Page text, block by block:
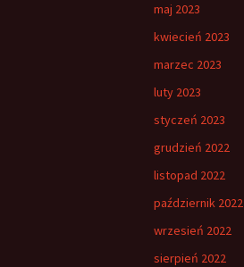
maj 2023
kwiecień 2023
marzec 2023
luty 2023
styczeń 2023
grudzień 2022
listopad 2022
październik 2022
wrzesień 2022
sierpień 2022